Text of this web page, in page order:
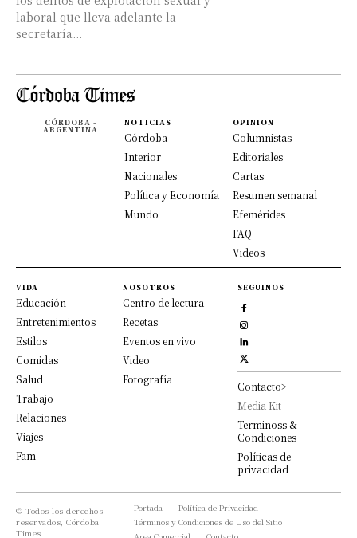
laboral que lleva adelante la
secretaría...
CÓRDOBA -
ARGENTINA
NOTICIAS
Córdoba
Interior
Nacionales
Política y Economía
Mundo
OPINION
Columnistas
Editoriales
Cartas
Resumen semanal
Efemérides
FAQ
Videos
VIDA
Educación
Entretenimientos
Estilos
Comidas
Salud
Trabajo
Relaciones
Viajes
Fam
NOSOTROS
Centro de lectura
Recetas
Eventos en vivo
Video
Fotografía
SEGUINOS
Contacto>
Media Kit
Terminoss &
Condiciones
Políticas de
privacidad
© Todos los derechos
reservados, Córdoba
Times
Portada
Política de Privacidad
Términos y Condiciones de Uso del Sitio